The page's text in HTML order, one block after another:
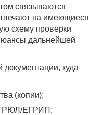
связываются
на имеющиеся
схему проверки
дальнейшей
куда
(копии);
ЕГРИП;